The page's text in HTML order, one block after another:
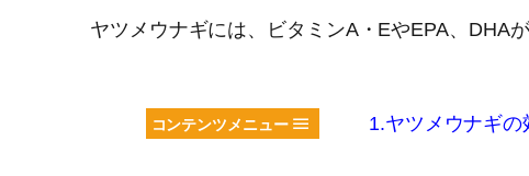
ヤツメウナギには、ビタミンA・EやEPA、DHA
コンテンツメニュー 1.ヤツメウナギの